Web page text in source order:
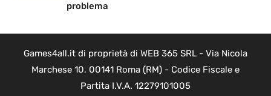
problema
Games4all.it di proprietà di WEB 365 SRL - Via Nicola
Marchese 10, 00141 Roma (RM) - Codice Fiscale e
Partita I.V.A. 12279101005